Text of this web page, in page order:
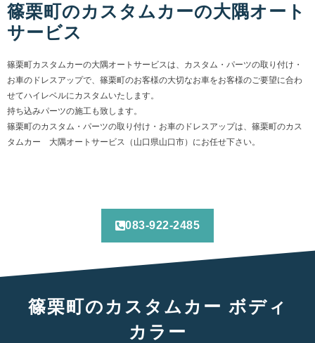
篠栗町のカスタムカーの大隅オート
サービス
篠栗町カスタムカーの大隅オートサービスは、カスタム・パーツの取り付け・
お車のドレスアップで、篠栗町のお客様の大切なお車をお客様のご要望に合わ
せてハイレベルにカスタムいたします。
持ち込みパーツの施工も致します。
篠栗町のカスタム・パーツの取り付け・お車のドレスアップは、篠栗町のカス
タムカー 大隅オートサービス（山口県山口市）にお任せ下さい。
083-922-2485
篠栗町のカスタムカー ボディ
カラー